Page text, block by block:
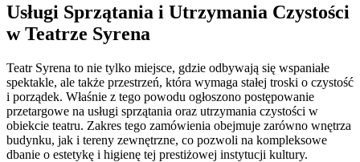
Usługi Sprzątania i Utrzymania Czystości
w Teatrze Syrena
Teatr Syrena to nie tylko miejsce, gdzie odbywają się wspaniałe
spektakle, ale także przestrzeń, która wymaga stałej troski o czystość
i porządek. Właśnie z tego powodu ogłoszono postępowanie
przetargowe na usługi sprzątania oraz utrzymania czystości w
obiekcie teatru. Zakres tego zamówienia obejmuje zarówno wnętrza
budynku, jak i tereny zewnętrzne, co pozwoli na kompleksowe
dbanie o estetykę i higienę tej prestiżowej instytucji kultury.